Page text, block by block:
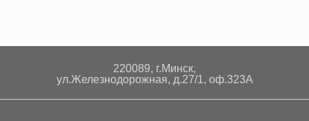
220089, г.Минск,
ул.Железнодорожная, д.27/1, оф.323А